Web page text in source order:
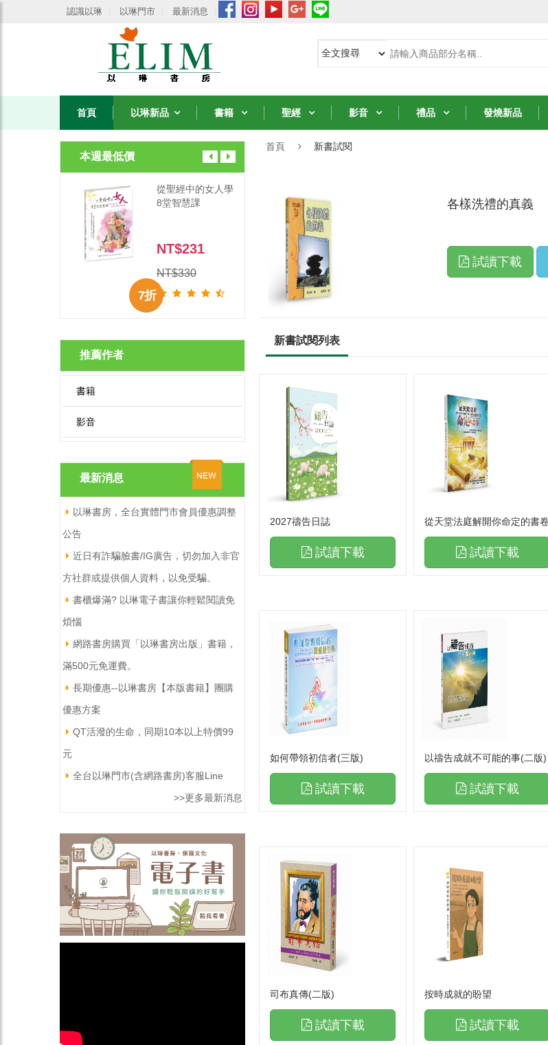
認識以琳 以琳門市 最新消息
首頁 以琳新品 書籍 聖經 影音 禮品 發燒新品
本週最低價
7 折
從聖經中的女人學
8堂智慧課
NT$231
NT$330
7 折
8堂智
推薦作者
書籍
影音
最新消息
以琳書房，全台實體門市會員優惠調整
公告
近日有詐騙臉書/IG廣告，切勿加入非官
方社群或提供個人資料，以免受騙。
書櫃爆滿? 以琳電子書讓你輕鬆閱讀免
煩惱
網路書房購買「以琳書房出版」書籍，
滿500元免運費。
長期優惠--以琳書房【本版書籍】團購
優惠方案
QT活潑的生命，同期10本以上特價99
元
全台以琳門市(含網路書房)客服Line
>>更多最新消息
首頁 新書試閱
各樣洗禮的真義
試讀下載
新書試閱列表
2027禱告日誌
試讀下載
從天堂法庭解開你命定的書卷
試讀下載
如何帶領初信者(三版)
試讀下載
以禱告成就不可能的事(二版)
試讀下載
司布真傳(二版)
試讀下載
按時成就的盼望
試讀下載